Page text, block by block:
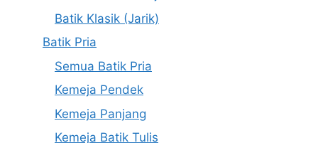
Batik Klasik (Jarik)
Batik Pria
Semua Batik Pria
Kemeja Pendek
Kemeja Panjang
Kemeja Batik Tulis